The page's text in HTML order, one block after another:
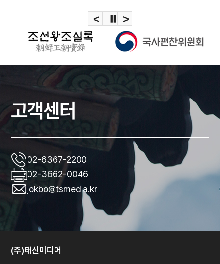
< ⏸ >
고객센터
02-6367-2200
02-3662-0046
jokbo@tsmedia.kr
(주)태신미디어